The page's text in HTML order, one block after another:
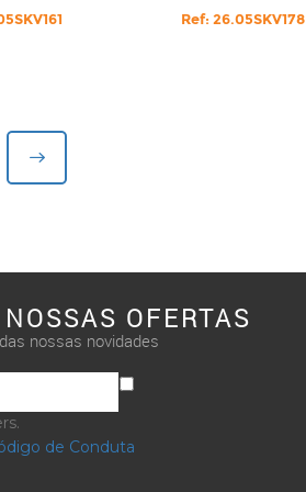
Ref: 26.05SKV178
OFERTAS
nossas novidades
de Conduta